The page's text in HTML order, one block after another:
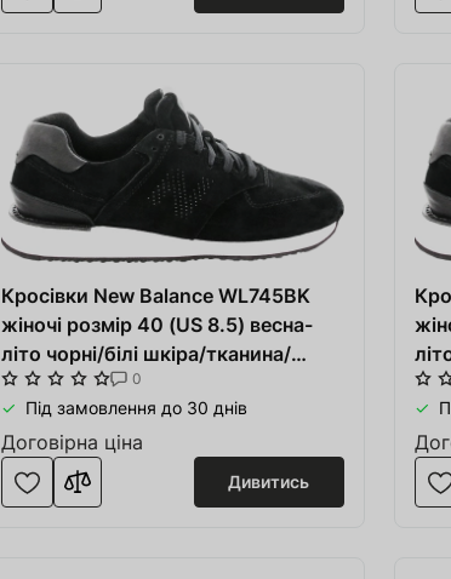
Кросівки New Balance WL745BK
жіночі розмір 40 (US 8.5) весна-
літо чорні/білі шкіра/тканина/
синтетика
0
Під замовлення до 30 днів
Договірна ціна
Дивитись